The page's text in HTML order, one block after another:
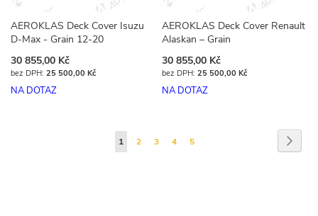
AEROKLAS Deck Cover Isuzu
D-Max - Grain 12-20
30 855,00 Kč
25 500,00 Kč
NA DOTAZ
AEROKLAS Deck Cover Renault
Alaskan – Grain
30 855,00 Kč
25 500,00 Kč
NA DOTAZ
Stránka
Právě
1 Stránka
2 Stránka
3 Stránka
4 Stránka
5